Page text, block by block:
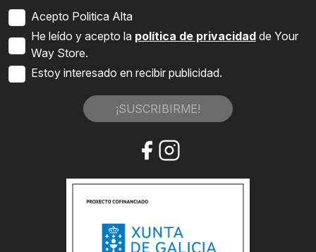
Acepto Politica Alta
He leído y acepto la política de privacidad de Your
Way Store.
Estoy interesado en recibir publicidad.
¡SUSCRIBIRME!